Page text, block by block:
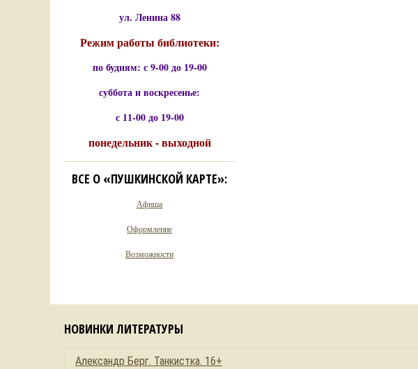
ул. Ленина 88
Режим работы библиотеки:
по будням: с 9-00 до 19-00
суббота и воскресенье:
с 11-00 до 19-00
понедельник - выходной
ВСЕ О «ПУШКИНСКОЙ КАРТЕ»:
Афиша
Оформление
Возможности
НОВИНКИ ЛИТЕРАТУРЫ
Александр Берг. Танкистка. 16+